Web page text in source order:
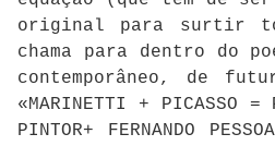
original para surtir
chama para dentro do
contemporâneo, de
«MARINETTI + PICASSO =
PINTOR+ FERNANDO